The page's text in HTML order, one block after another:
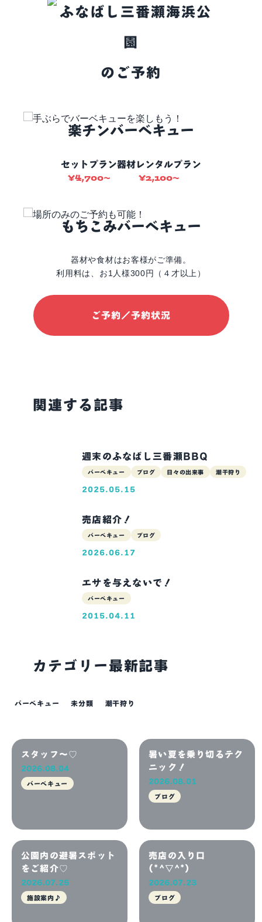
のご予約
楽チンバーベキュー
セットプラン
¥4,700〜
器材レンタルプラン
¥2,100〜
もちこみバーベキュー
器材や食材はお客様がご準備。
利用料は、お1人様300円（４才以上）
ご予約／予約状況
関連する記事
週末のふなばし三番瀬BBQ
バーベキュー ブログ 日々の出来事 潮干狩り
2025.05.15
売店紹介！
バーベキュー ブログ
2026.06.17
エサを与えないで！
バーベキュー
2015.04.11
カテゴリー最新記事
バーベキュー 未分類 潮干狩り
スタッフ～♡
2026.08.04
バーベキュー
暑い夏を乗り切るテク
ニック！
2026.08.01
ブログ
公園内の避暑スポット
をご紹介♡
2026.07.25
施設案内♪
売店の入り口
(*^▽^*)
2026.07.23
ブログ